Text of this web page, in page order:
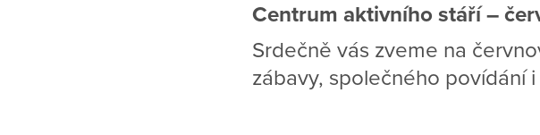
Centrum aktivního stáří –
Srdečně vás zveme na
zábavy, společného povídání